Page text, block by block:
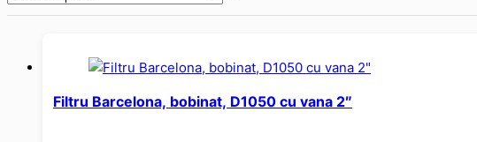
Filtru Barcelona, bobinat, D1050 cu vana 2″